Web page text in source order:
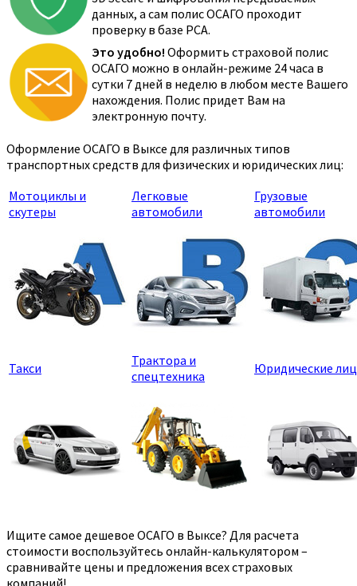
данных, а сам полис ОСАГО проходит
проверку в базе РСА.
Это удобно! Оформить страховой полис
ОСАГО можно в онлайн-режиме 24 часа в
сутки 7 дней в неделю в любом месте Вашего
нахождения. Полис придет Вам на
электронную почту.
Оформление ОСАГО в Выксе для различных типов
транспортных средств для физических и юридических лиц:
Мотоциклы и
скутеры
Легковые
автомобили
Грузовые
автомобили
Такси
Трактора и
спецтехника
Юридические
Ищите самое дешевое ОСАГО в Выксе? Для расчета
стоимости воспользуйтесь онлайн-калькулятором –
сравнивайте цены и предложения всех страховых